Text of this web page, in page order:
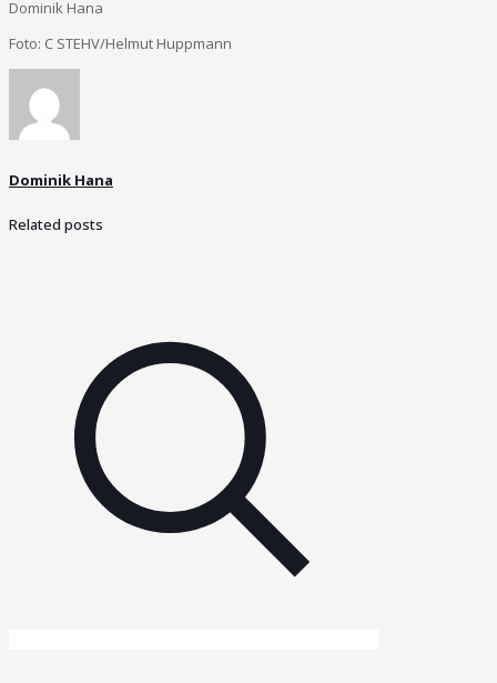
Dominik Hana
Foto: C STEHV/Helmut Huppmann
Dominik Hana
Related posts